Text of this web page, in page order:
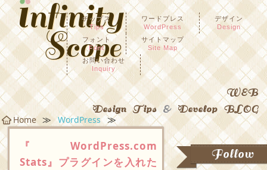
チップス
Tips
ワードプレス
WordPress
デザイン
Design
フォント
Font
サイトマップ
Site Map
お問い合わせ
Inquiry
WEB
Design Tips & Develop BLOG
Home ≫ WordPress ≫
『WordPress.com
Stats』プラグインを入れた
Follow